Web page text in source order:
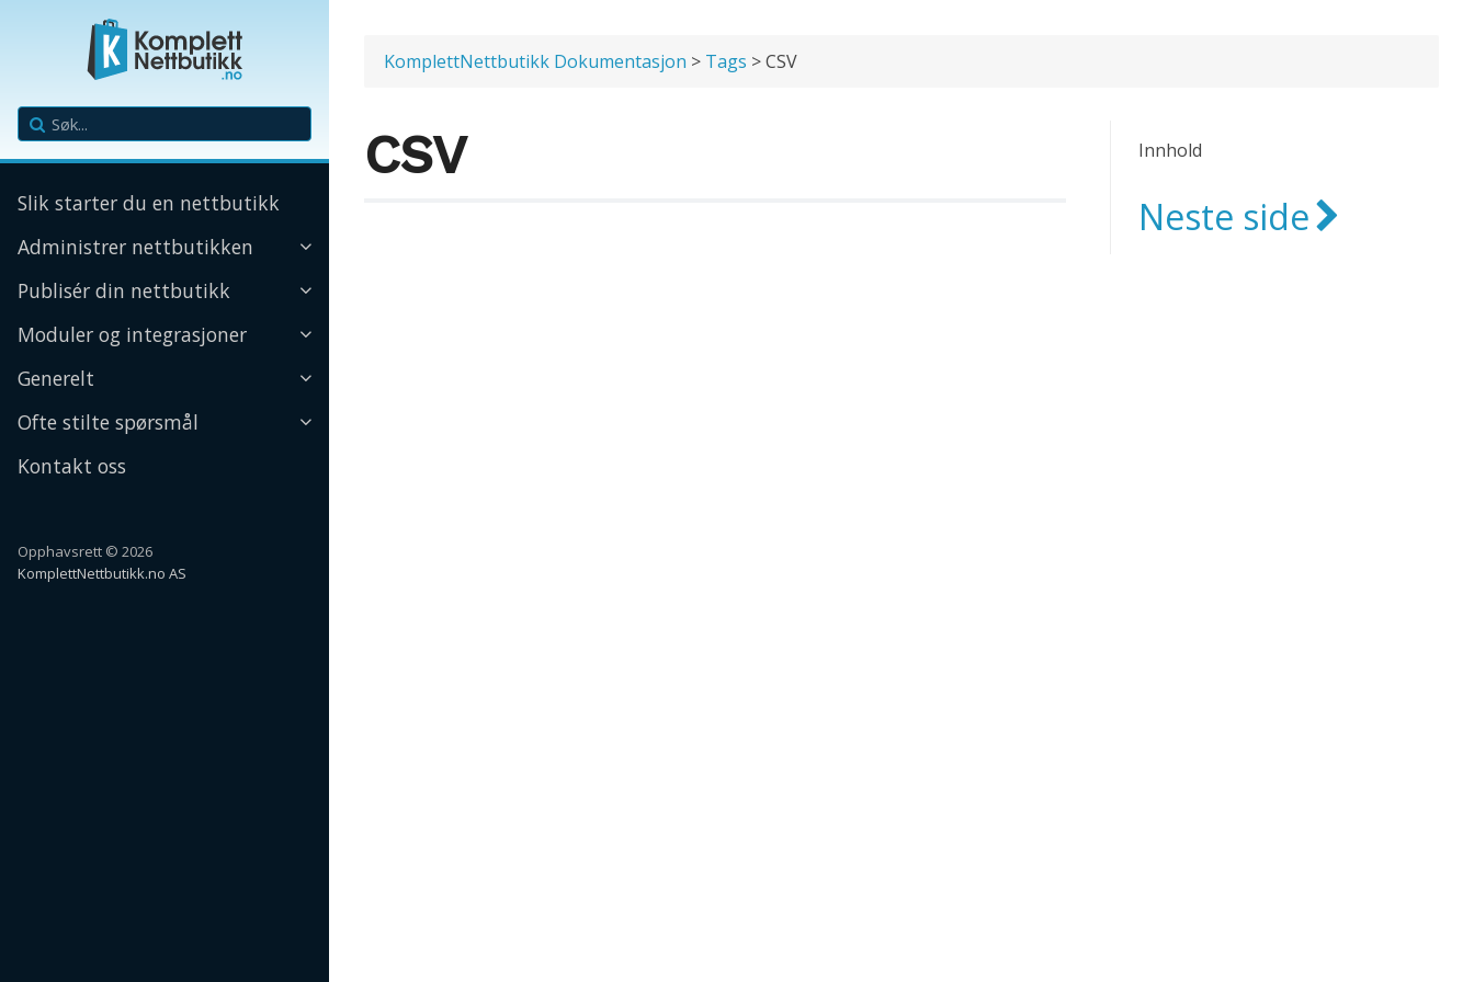
Slik starter du en nettbutikk
Administrer nettbutikken
Publisér din nettbutikk
Moduler og integrasjoner
Generelt
Ofte stilte spørsmål
Kontakt oss
Opphavsrett © 2026
KomplettNettbutikk.no AS
KomplettNettbutikk Dokumentasjon > Tags > CSV
Innhold
Neste side
CSV